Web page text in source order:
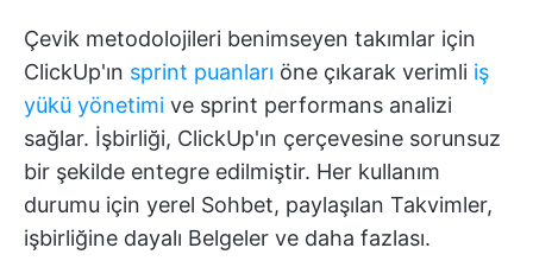
Çevik metodolojileri benimseyen takımlar için
ClickUp'ın sprint puanları öne çıkarak verimli iş
yükü yönetimi ve sprint performans analizi
sağlar. İşbirliği, ClickUp'ın çerçevesine sorunsuz
bir şekilde entegre edilmiştir. Her kullanım
durumu için yerel Sohbet, paylaşılan Takvimler,
işbirliğine dayalı Belgeler ve daha fazlası.